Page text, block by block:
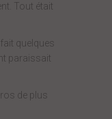
Tout était
quelques
paraissait
de plus